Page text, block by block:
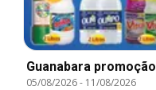
Guanabara promoção
05/08/2026- 11/08/2026